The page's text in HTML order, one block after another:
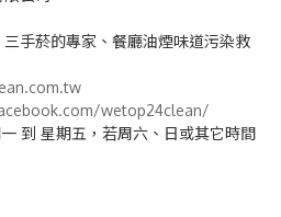
手菸的專家、餐廳油煙味道污染救
wetop24clean/
到 星期五，若周六、日或其它時間